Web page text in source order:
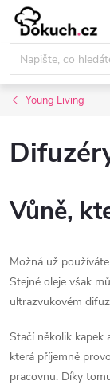
Přejít
obsah
Young Living
Vůně,
Možná už
Stejné oleje však
ultrazvukovém
Stačí několik
která příjemně
pracovnu. Díky